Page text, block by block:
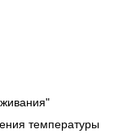
температуры